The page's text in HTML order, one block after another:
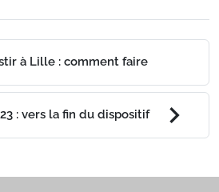
à Lille : comment faire
: vers la fin du dispositif chevron_right